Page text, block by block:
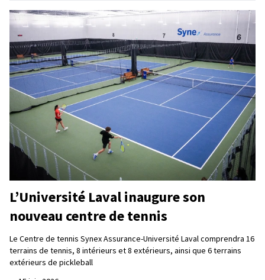
L’Université Laval inaugure son
nouveau centre de tennis
Le Centre de tennis Synex Assurance-Université Laval comprendra 16
terrains de tennis, 8 intérieurs et 8 extérieurs, ainsi que 6 terrains
extérieurs de pickleball